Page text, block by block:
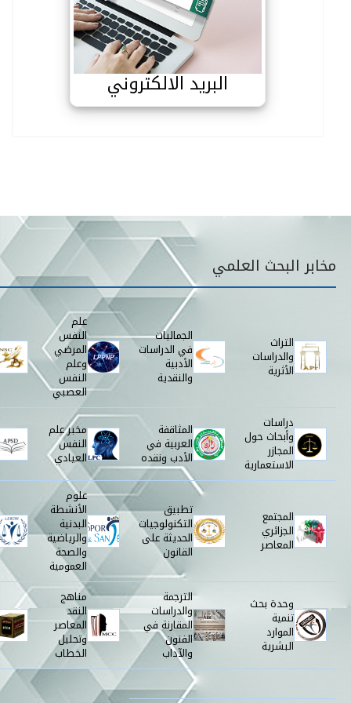
البريد الالكتروني
قائمة مخابر البحث
مخابر البحث العلمي
التراث
والدراسات
الأثرية
الجماليات
في الدراسات
الأدبية
والنقدية
علم
النفس
المرضي
وعلم
النفس
العصبي
دراسات
وأبحاث حول
المجازر
الاستعمارية
المثاقفة
العربية في
الأدب ونقده
مخبر علم
النفس
العيادي
المجتمع
الجزائري
المعاصر
تطبيق
التكنولوجيات
الحديثة على
القانون
علوم
الأنشطة
البدنية
والرياضية
والصحة
العمومية
وحدة بحث
تنمية
الموارد
البشرية
الترجمة
والدراسات
المقارنة في
الفنون
والآداب
مناهج
النقد
المعاصر
وتحليل
الخطاب